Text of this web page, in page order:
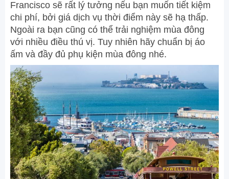
Francisco sẽ rất lý tưởng nếu bạn muốn tiết kiệm
chi phí, bởi giá dịch vụ thời điểm này sẽ hạ thấp.
Ngoài ra bạn cũng có thể trải nghiệm mùa đông
với nhiều điều thú vị. Tuy nhiên hãy chuẩn bị áo
ấm và đầy đủ phụ kiện mùa đông nhé.